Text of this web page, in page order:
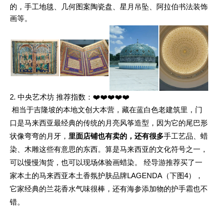
的， 手工地毯、几何图案陶瓷盘、星月吊坠、阿拉伯书法装饰
画等。
2. 中央艺术坊 推荐指数：❤️❤️❤️❤️❤️
相当于吉隆坡的本地文创大本营， 藏在蓝白色老建筑里， 门
口是马来西亚最经典的传统的月亮风筝造型，因为它的尾巴形
状像弯弯的月牙， 里面店铺也有卖的，还有很多手工艺品、蜡
染、木雕这些有意思的东西。算是马来西亚的文化符号之一，
可以慢慢淘货，也可以现场体验画蜡染。
经导游推荐买了一
家本土的马来西亚本土香氛护肤品牌LAGENDA（下图4），
它家经典的兰花香水气味很棒，还有海参添加物的护手霜也不
错。